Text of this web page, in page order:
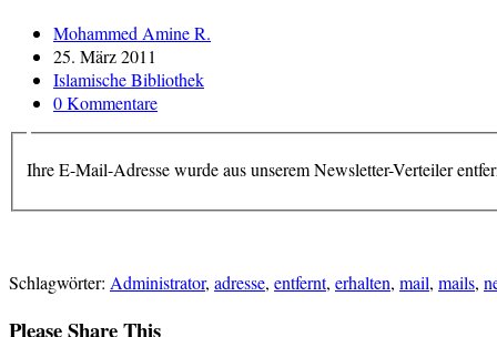
Beitrags-
Autor:
Mohammed Amine R.
Beitrag
veröffentlicht:
25. März 2011
Beitrags-
Kategorie:
Islamische Bibliothek
Beitrags-
0 Kommentare
Ihre E-Mail-Adresse wurde aus unserem Newsletter-Verteiler
Schlagwörter: Administrator, adresse, entfernt, erhalten, mail, mails,
Please Share ThisDiesen